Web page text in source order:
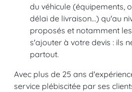
du véhicule (équipements,
délai de livraison...) qu'au
proposés et notamment
s'ajouter à votre devis : ils
partout.
Avec plus de 25 ans
service plébiscitée par ses